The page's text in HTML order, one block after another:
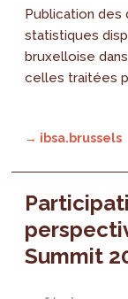
Publication des
statistiques
bruxelloise
celles traitées
→ ibsa.brussels
Summit